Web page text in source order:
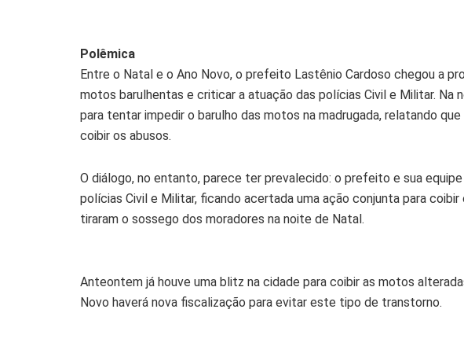
Polêmica
Entre o Natal e o Ano Novo, o prefeito Lastênio Cardoso chegou a
motos barulhentas e criticar a atuação das polícias Civil e Militar. Na
para tentar impedir o barulho das motos na madrugada, relatando
coibir os abusos.
O diálogo, no entanto, parece ter prevalecido: o prefeito e sua
polícias Civil e Militar, ficando acertada uma ação conjunta para
tiraram o sossego dos moradores na noite de Natal.
Anteontem já houve uma blitz na cidade para coibir as motos
Novo haverá nova fiscalização para evitar este tipo de transtorno.